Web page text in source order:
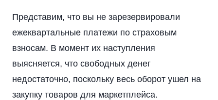
Представим, что вы не зарезервировали
ежеквартальные платежи по страховым
взносам. В момент их наступления
выясняется, что свободных денег
недостаточно, поскольку весь оборот ушел на
закупку товаров для маркетплейса.